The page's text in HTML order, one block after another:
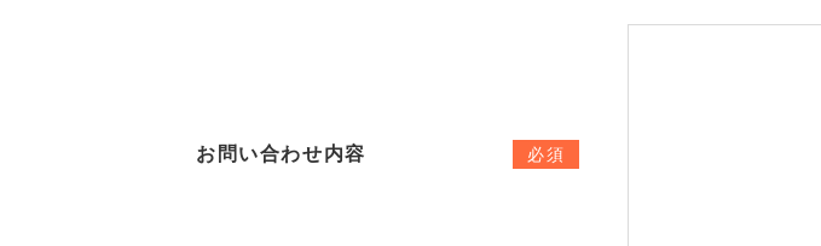
お問い合わせ内容 必須